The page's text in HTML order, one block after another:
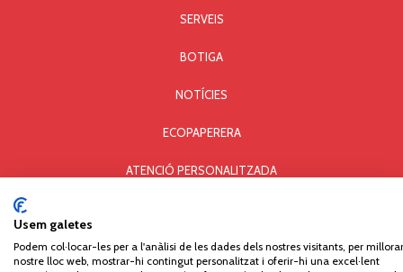
SERVEIS
BOTIGA
NOTÍCIES
ECOPAPERERA
ATENCIÓ PERSONALITZADA
POLÍTICA DE COOKIES
Usem galetes
Podem col·locar-les per a l'anàlisi de les dades dels nostres visitants, per
nostre lloc web, mostrar-hi contingut personalitzat i oferir-hi una excel·lent